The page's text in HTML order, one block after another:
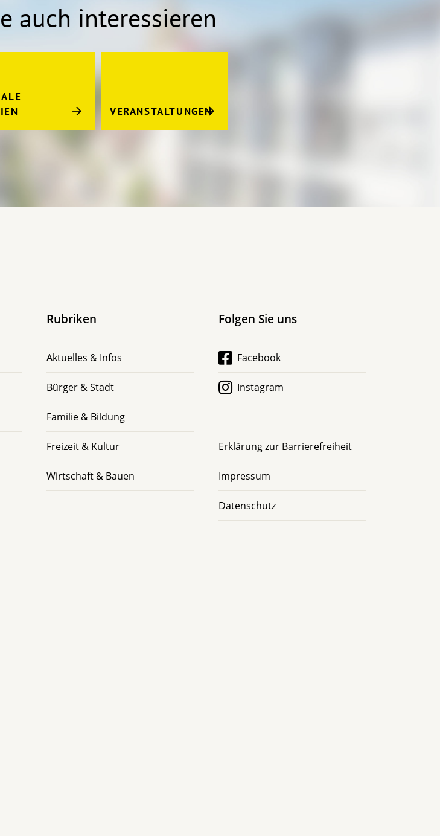
auch interessieren
VERANSTALTUNGEN
Rubriken
Aktuelles & Infos
Bürger & Stadt
Familie & Bildung
Freizeit & Kultur
Wirtschaft & Bauen
Folgen Sie uns
Facebook
Instagram
Erklärung zur Barrierefreiheit
Impressum
Datenschutz